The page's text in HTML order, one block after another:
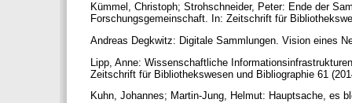
Kümmel, Christoph; Strohschneider, Peter: Ende der
Forschungsgemeinschaft. In: Zeitschrift für
Andreas Degkwitz: Digitale Sammlungen. Vision eines
Lipp, Anne: Wissenschaftliche
Zeitschrift für Bibliothekswesen und Bibliographie 61
Kuhn, Johannes; Martin-Jung, Helmut: Hauptsache, es